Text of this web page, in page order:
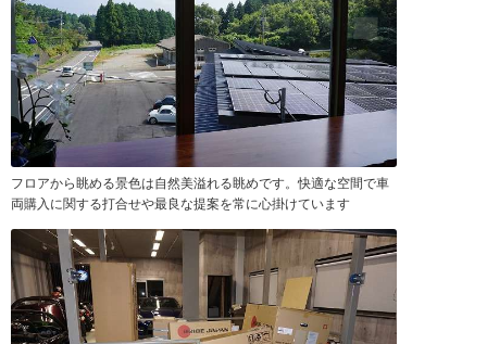
フロアから眺める景色は自然美溢れる眺めです。快適な空間で車
両購入に関する打合せや最良な提案を常に心掛けています